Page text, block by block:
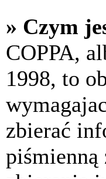
» Czym
COPPA,
1998, to
zbierać